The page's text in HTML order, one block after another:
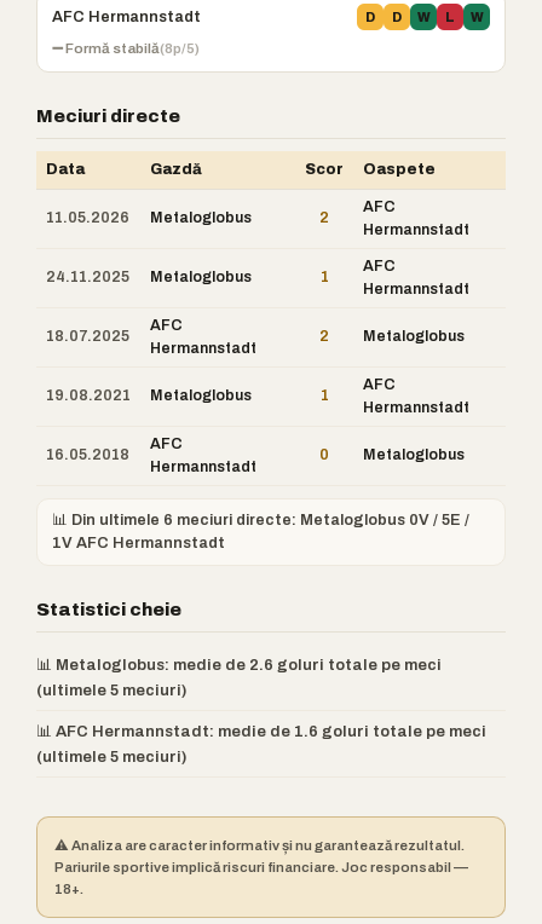
AFC Hermannstadt D D W L W
➖ Formă stabilă(8p/5)
Meciuri directe
Data Gazdă Scor Oaspete
11.05.2026 Metaloglobus 2
AFC
Hermannstadt
24.11.2025 Metaloglobus 1
AFC
Hermannstadt
18.07.2025
AFC
Hermannstadt
2 Metaloglobus
19.08.2021 Metaloglobus 1
AFC
Hermannstadt
16.05.2018
AFC
Hermannstadt
0 Metaloglobus
📊 Din ultimele 6 meciuri directe: Metaloglobus 0V / 5E /
1V AFC Hermannstadt
Statistici cheie
📊 Metaloglobus: medie de 2.6 goluri totale pe meci
(ultimele 5 meciuri)
📊 AFC Hermannstadt: medie de 1.6 goluri totale pe meci
(ultimele 5 meciuri)
⚠️ Analiza are caracter informativ și nu garantează rezultatul.
Pariurile sportive implică riscuri financiare. Joc responsabil —
18+.